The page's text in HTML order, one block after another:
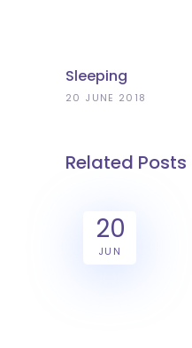
Sleeping
20 JUNE 2018
Related Posts
20
JUN